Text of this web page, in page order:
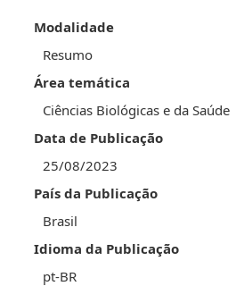
Modalidade
Resumo
Área temática
Ciências Biológicas e da Saúde
Data de Publicação
25/08/2023
País da Publicação
Brasil
Idioma da Publicação
pt-BR